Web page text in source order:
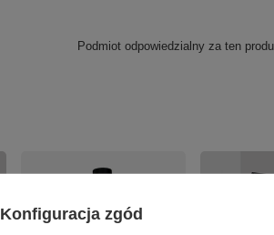
Podmiot odpowiedzialny za ten
Konfiguracja zgód